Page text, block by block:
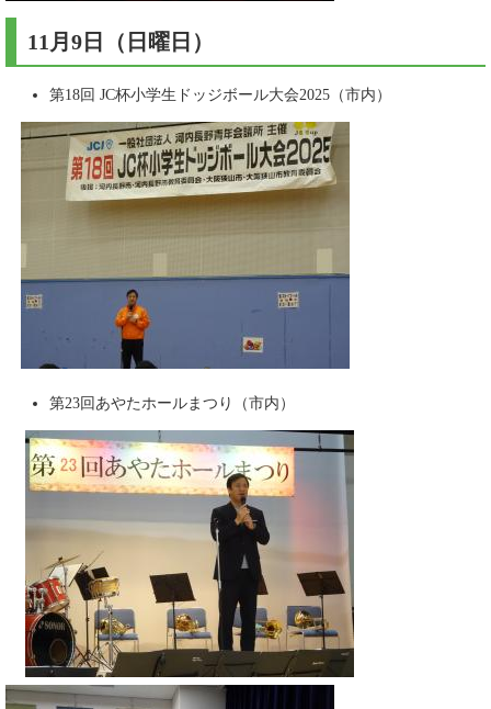
11月9日（日曜日）
第18回 JC杯小学生ドッジボール大会2025（市内）
第23回あやたホールまつり（市内）